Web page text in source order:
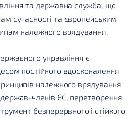
та державна служба, що
сучасності та європейським
належного врядування.
управління є
постійного вдосконалення
належного врядування
членів ЄС, перетворення
безперервного і стійкого